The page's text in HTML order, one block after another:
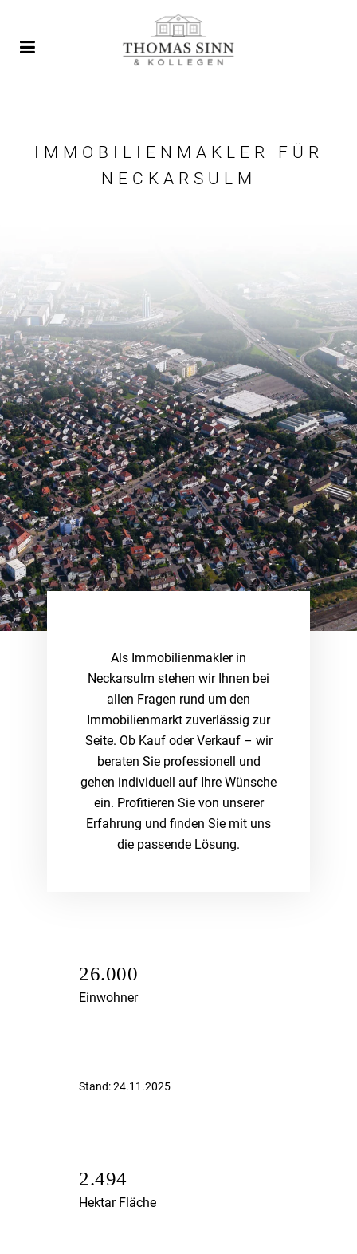
IMMOBILIENMAKLER FÜR
NECKARSULM
Als Immobilienmakler in
Neckarsulm stehen wir Ihnen bei
allen Fragen rund um den
Immobilienmarkt zuverlässig zur
Seite. Ob Kauf oder Verkauf – wir
beraten Sie professionell und
gehen individuell auf Ihre Wünsche
ein. Profitieren Sie von unserer
Erfahrung und finden Sie mit uns
die passende Lösung.
26.000
Einwohner
Stand: 24.11.2025
2.494
Hektar Fläche